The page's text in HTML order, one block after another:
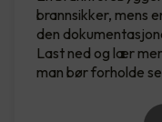
brannsikker, mens
den
Last ned og lær
man bør forholde